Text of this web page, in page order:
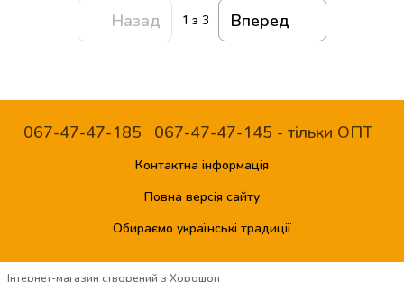
Назад 1 з 3 Вперед
067-47-47-185 067-47-47-145 - тільки ОПТ
Контактна інформація
Повна версія сайту
Обираємо українські традиції
Інтернет-магазин створений з Хорошоп